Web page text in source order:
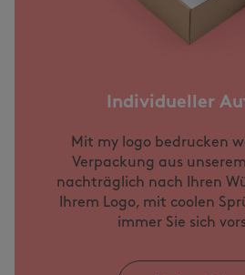
Individueller
Mit my logo bedrucken
Verpackung aus
nachträglich nach Ihren
Ihrem Logo, mit coolen
immer Sie sich